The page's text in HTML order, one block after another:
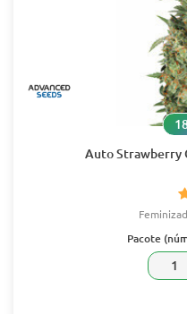
Auto Strawberry
Pacote
1